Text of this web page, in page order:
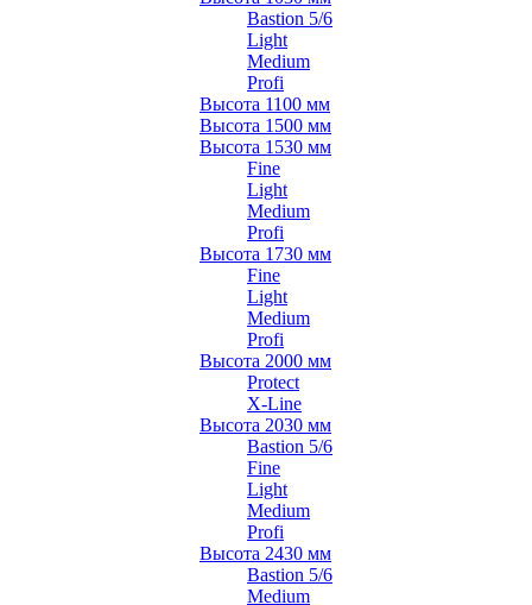
Bastion 5/6
Light
Medium
Profi
Высота 1100 мм
Высота 1500 мм
Высота 1530 мм
Fine
Light
Medium
Profi
Высота 1730 мм
Fine
Light
Medium
Profi
Высота 2000 мм
Protect
X-Line
Высота 2030 мм
Bastion 5/6
Fine
Light
Medium
Profi
Высота 2430 мм
Bastion 5/6
Medium